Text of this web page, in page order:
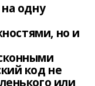
одну
но и
код не
или